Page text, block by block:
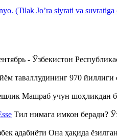
(Tilak Jo’ra siyrati va
- Ўзбекистон
таваллудининг 970 йиллиги
Машраб учун шоҳликдан
Тил нимага имкон беради?
адабиёти Она ҳақида